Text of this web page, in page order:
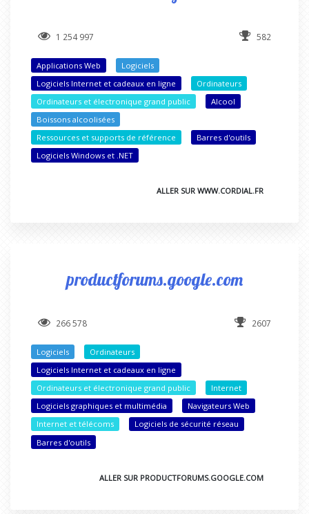
1 254 997 582
Applications Web
Logiciels
Logiciels Internet et cadeaux en ligne
Ordinateurs
Ordinateurs et électronique grand public
Alcool
Boissons alcoolisées
Ressources et supports de référence
Barres d'outils
Logiciels Windows et .NET
ALLER SUR WWW.CORDIAL.FR
productforums.google.com
266 578 2607
Logiciels
Ordinateurs
Logiciels Internet et cadeaux en ligne
Ordinateurs et électronique grand public
Internet
Logiciels graphiques et multimédia
Navigateurs Web
Internet et télécoms
Logiciels de sécurité réseau
Barres d'outils
ALLER SUR PRODUCTFORUMS.GOOGLE.COM